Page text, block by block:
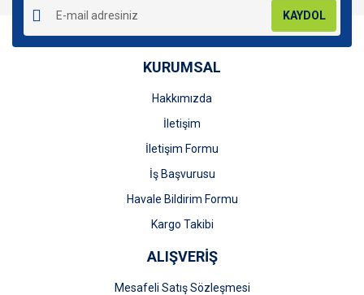
KAYDOL
KURUMSAL
Hakkımızda
İletişim
İletişim Formu
İş Başvurusu
Havale Bildirim Formu
Kargo Takibi
ALIŞVERİŞ
Mesafeli Satış Sözleşmesi